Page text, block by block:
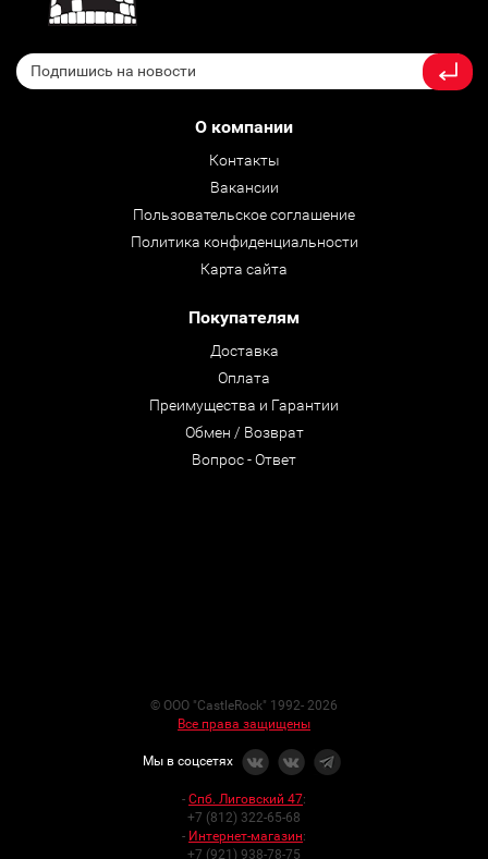
О компании
Контакты
Вакансии
Пользовательское соглашение
Политика конфиденциальности
Карта сайта
Покупателям
Доставка
Оплата
Преимущества и Гарантии
Обмен / Возврат
Вопрос - Ответ
© ООО "CastleRock" 1992- 2026
Все права защищены
Мы в соцсетях
- Спб. Лиговский 47:
+7 (812) 322-65-68
- Интернет-магазин:
+7 (921) 938-78-75